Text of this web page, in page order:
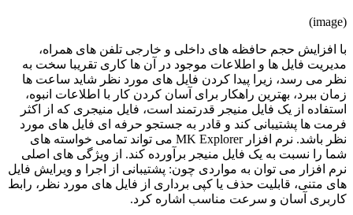
(image)
با افزایش حجم حافظه های داخلی و خارجی تلفن های همراه،
مدیریت فایل ها و اطلاعات موجود در آن ها کاری تقریبا سخت به
نظر می رسد، زیرا پیدا کردن فایل های مورد نظر شاید ساعت ها
زمان ببرد، بهترین راهکار برای آسان کردن کار با اطلاعات انبوه،
استفاده از یک فایل منیجر قدرتمند است، فایل منیجری که از اکثر
فرمت ها پشتیبانی کند و قادر به جستجو حرفه ای فایل های مورد
نظر باشد. نرم افزار MK Explorer می تواند تمامی خواسته های
شما را نسبت به یک فایل منیجر برآورده کند. از ویژگی های اصلی
نرم افزار می توان به مواردی چون: پشتیبانی از اجرا و ویرایش فایل
های متنی، قابلیت حذف یا کپی برداری از فایل های مورد نظر، رابط
کاربری آسان و سرعت مناسب اشاره کرد.